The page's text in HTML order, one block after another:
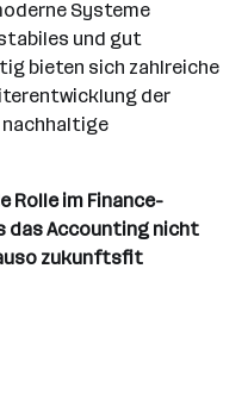
Systeme
und gut
bieten sich zahlreiche
der
Rolle im Finance-
das Accounting nicht
zukunftsfit